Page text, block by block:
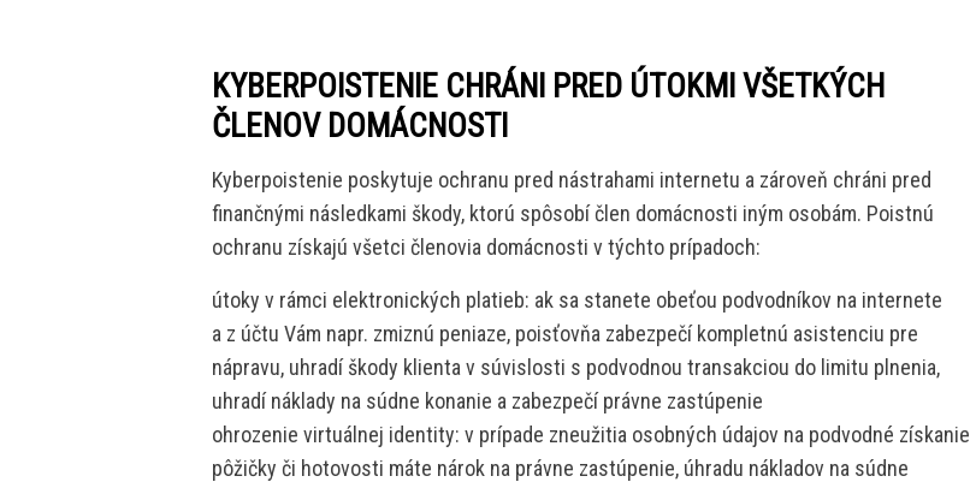
KYBERPOISTENIE CHRÁNI PRED ÚTOKMI VŠETKÝCH
ČLENOV DOMÁCNOSTI
Kyberpoistenie poskytuje ochranu pred nástrahami internetu a zároveň chráni pred
finančnými následkami škody, ktorú spôsobí člen domácnosti iným osobám. Poistnú
ochranu získajú všetci členovia domácnosti v týchto prípadoch:
útoky v rámci elektronických platieb: ak sa stanete obeťou podvodníkov na internete
a z účtu Vám napr. zmiznú peniaze, poisťovňa zabezpečí kompletnú asistenciu pre
nápravu, uhradí škody klienta v súvislosti s podvodnou transakciou do limitu plnenia,
uhradí náklady na súdne konanie a zabezpečí právne zastúpenie
ohrozenie virtuálnej identity: v prípade zneužitia osobných údajov na podvodné získanie
pôžičky či hotovosti máte nárok na právne zastúpenie, úhradu nákladov na súdne